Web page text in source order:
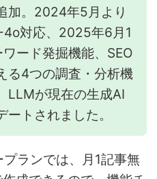
加。2024年5月より
4o対応、2025年6月1
ード発掘機能、SEO
る4つの調査・分析機
LLMが現在の生成AI
ートされました。
ランでは、月1記事無